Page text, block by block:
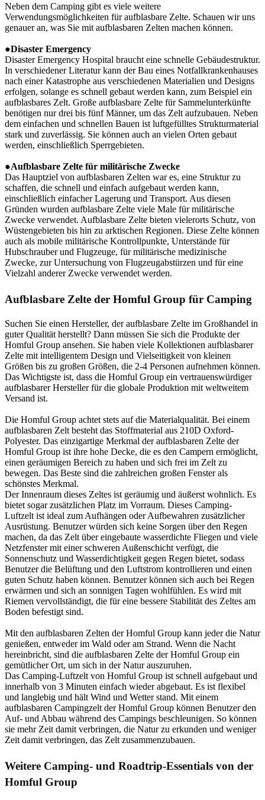
Neben dem Camping gibt es viele weitere
Verwendungsmöglichkeiten für aufblasbare Zelte. Schauen wir uns
genauer an, was Sie mit aufblasbaren Zelten machen können.
●Disaster Emergency
Disaster Emergency Hospital braucht eine schnelle Gebäudestruktur.
In verschiedener Literatur kann der Bau eines Notfallkrankenhauses
nach einer Katastrophe aus verschiedenen Materialien und Designs
erfolgen, solange es schnell gebaut werden kann, zum Beispiel ein
aufblasbares Zelt. Große aufblasbare Zelte für Sammelunterkünfte
benötigen nur drei bis fünf Männer, um das Zelt aufzubauen. Neben
dem einfachen und schnellen Bauen ist luftgefülltes Strukturmaterial
stark und zuverlässig. Sie können auch an vielen Orten gebaut
werden, einschließlich Sperrgebieten.
●Aufblasbare Zelte für militärische Zwecke
Das Hauptziel von aufblasbaren Zelten war es, eine Struktur zu
schaffen, die schnell und einfach aufgebaut werden kann,
einschließlich einfacher Lagerung und Transport. Aus diesen
Gründen wurden aufblasbare Zelte viele Male für militärische
Zwecke verwendet. Aufblasbare Zelte bieten vielerorts Schutz, von
Wüstengebieten bis hin zu arktischen Regionen. Diese Zelte können
auch als mobile militärische Kontrollpunkte, Unterstände für
Hubschrauber und Flugzeuge, für militärische medizinische
Zwecke, zur Untersuchung von Flugzeugabstürzen und für eine
Vielzahl anderer Zwecke verwendet werden.
Aufblasbare Zelte der Homful Group für Camping
Suchen Sie einen Hersteller, der aufblasbare Zelte im Großhandel in
guter Qualität herstellt? Dann müssen Sie sich die Produkte der
Homful Group ansehen. Sie haben viele Kollektionen aufblasbarer
Zelte mit intelligentem Design und Vielseitigkeit von kleinen
Größen bis zu großen Größen, die 2-4 Personen aufnehmen können.
Das Wichtigste ist, dass die Homful Group ein vertrauenswürdiger
aufblasbarer Hersteller für die globale Produktion mit weltweitem
Versand ist.
Die Homful Group achtet stets auf die Materialqualität. Bei einem
aufblasbaren Zelt besteht das Stoffmaterial aus 210D Oxford-
Polyester. Das einzigartige Merkmal der aufblasbaren Zelte der
Homful Group ist ihre hohe Decke, die es den Campern ermöglicht,
einen geräumigen Bereich zu haben und sich frei im Zelt zu
bewegen. Das Beste sind die zahlreichen großen Fenster als
schönstes Merkmal.
Der Innenraum dieses Zeltes ist geräumig und äußerst wohnlich. Es
bietet sogar zusätzlichen Platz im Vorraum. Dieses Camping-
Luftzelt ist ideal zum Aufhängen oder Aufbewahren zusätzlicher
Ausrüstung. Benutzer würden sich keine Sorgen über den Regen
machen, da das Zelt über eingebaute wasserdichte Fliegen und viele
Netzfenster mit einer schweren Außenschicht verfügt, die
Sonnenschutz und Wasserdichtigkeit gegen Regen bietet, sodass
Benutzer die Belüftung und den Luftstrom kontrollieren und einen
guten Schutz haben können. Benutzer können sich auch bei Regen
erwärmen und sich an sonnigen Tagen wohlfühlen. Es wird mit
Riemen vervollständigt, die für eine bessere Stabilität des Zeltes am
Boden befestigt sind.
Mit den aufblasbaren Zelten der Homful Group kann jeder die Natur
genießen, entweder im Wald oder am Strand. Wenn die Nacht
hereinbricht, sind die aufblasbaren Zelte der Homful Group ein
gemütlicher Ort, um sich in der Natur auszuruhen.
Das Camping-Luftzelt von Homful Group ist schnell aufgebaut und
innerhalb von 3 Minuten einfach wieder abgebaut. Es ist flexibel
und langlebig und hält Wind und Wetter stand. Mit einem
aufblasbaren Campingzelt der Homful Group können Benutzer den
Auf- und Abbau während des Campings beschleunigen. So können
sie mehr Zeit damit verbringen, die Natur zu erkunden und weniger
Zeit damit verbringen, das Zelt zusammenzubauen.
Weitere Camping- und Roadtrip-Essentials von der
Homful Group